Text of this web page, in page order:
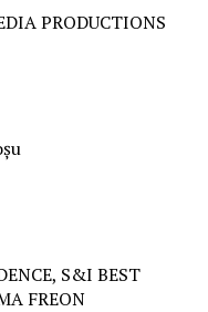
PRODUCTIONS
S&I BEST
FREON